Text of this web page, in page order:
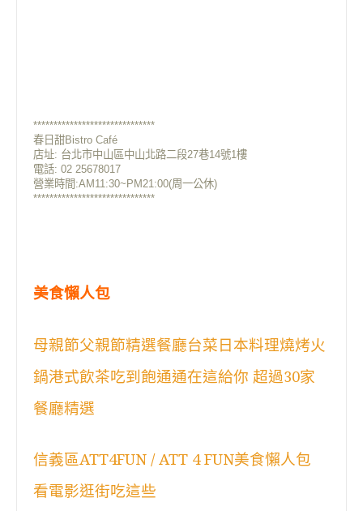
******************************
春日甜Bistro Café
店址: 台北市中山區中山北路二段27巷14號1樓
電話: 02 25678017
營業時間:AM11:30~PM21:00(周一公休)
******************************
美食懶人包
母親節父親節精選餐廳台菜日本料理燒烤火
鍋港式飲茶吃到飽通通在這給你 超過30家
餐廳精選
信義區ATT4FUN / ATT 4 FUN美食懶人包
看電影逛街吃這些